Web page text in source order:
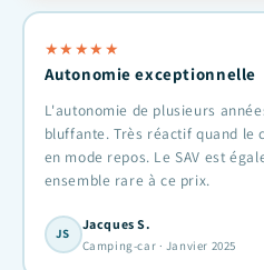
★★ ★★ ★
Autonomie exceptionnelle
L'autonomie de plusieurs
bluffante. Très réactif quand le
en mode repos. Le SAV est
ensemble rare à ce prix.
JS
Jacques S.
Camping-car · Janvier 2025